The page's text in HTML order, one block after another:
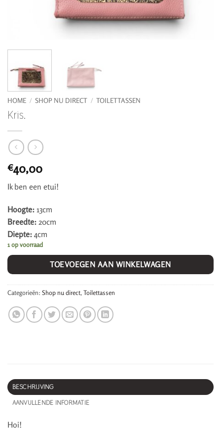
HOME / SHOP NU DIRECT / TOILETTASSEN
Kris.
€40,00
Ik ben een etui!
Hoogte: 13cm
Breedte: 20cm
Diepte: 4cm
1 op voorraad
TOEVOEGEN AAN WINKELWAGEN
Categorieën: Shop nu direct, Toilettassen
BESCHRIJVING
AANVULLENDE INFORMATIE
Hoi!